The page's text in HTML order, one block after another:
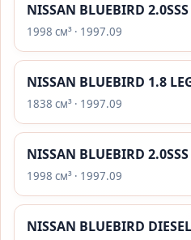
NISSAN BLUEBIRD 2.0SSS
1998 см³ · 1997.09
NISSAN BLUEBIRD 1.8
1838 см³ · 1997.09
NISSAN BLUEBIRD 2.0SSS
1998 см³ · 1997.09
NISSAN BLUEBIRD